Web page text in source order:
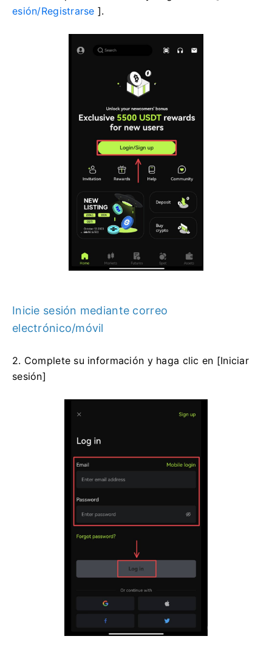
esión/Registrarse ].
Inicie sesión mediante correo
electrónico/móvil
2. Complete su información y haga clic en [Iniciar
sesión]